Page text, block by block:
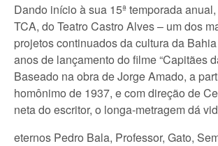
Dando início à sua 15ª temporada
TCA, do Teatro Castro Alves – um dos
projetos continuados da cultura da
anos de lançamento do filme “Capitães
Baseado na obra de Jorge Amado, a
homônimo de 1937, e com direção de
neta do escritor, o longa-metragem dá
eternos Pedro Bala, Professor, Gato,